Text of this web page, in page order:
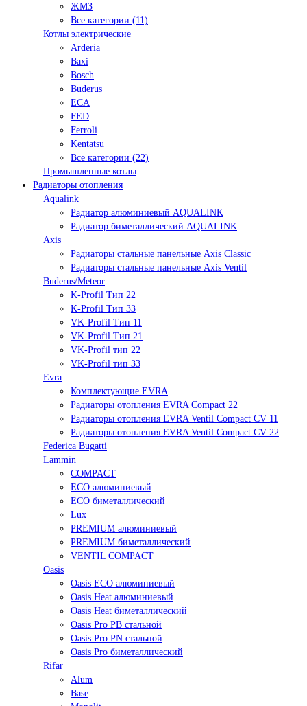
ЖМЗ
Все категории (11)
Котлы электрические
Arderia
Baxi
Bosch
Buderus
ECA
FED
Ferroli
Kentatsu
Все категории (22)
Промышленные котлы
Радиаторы отопления
Aqualink
Радиатор алюминиевый AQUALINK
Радиатор биметаллический AQUALINK
Axis
Радиаторы стальные панельные Axis Classic
Радиаторы стальные панельные Axis Ventil
Buderus/Meteor
K-Profil Тип 22
K-Profil Тип 33
VK-Profil Тип 11
VK-Profil Тип 21
VK-Profil тип 22
VK-Profil тип 33
Evra
Комплектующие EVRA
Радиаторы отопления EVRA Compact 22
Радиаторы отопления EVRA Ventil Compact CV 11
Радиаторы отопления EVRA Ventil Compact CV 22
Federica Bugatti
Lammin
COMPACT
ECO алюминиевый
ECO биметаллический
Lux
PREMIUM алюминиевый
PREMIUM биметаллический
VENTIL COMPACT
Oasis
Oasis ECO алюминиевый
Oasis Heat алюминиевый
Oasis Heat биметаллический
Oasis Pro PB стальной
Oasis Pro PN стальной
Oasis Pro биметаллический
Rifar
Alum
Base